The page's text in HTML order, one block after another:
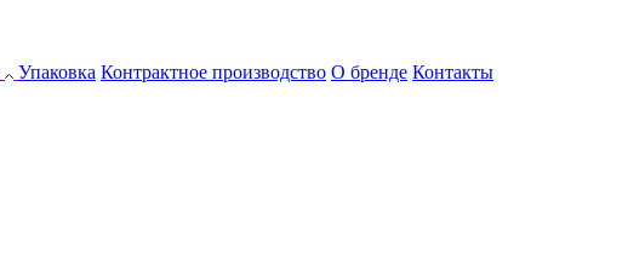
Упаковка Контрактное производство О бренде Контакты